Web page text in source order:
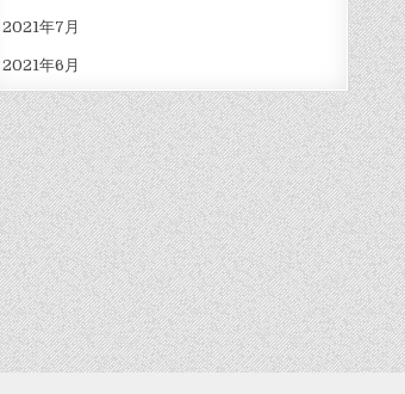
2021年7月
2021年6月